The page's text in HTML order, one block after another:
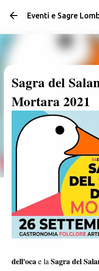
Passa ai
Sagra del
Mortara 2021
dell'ocae la Sagra del